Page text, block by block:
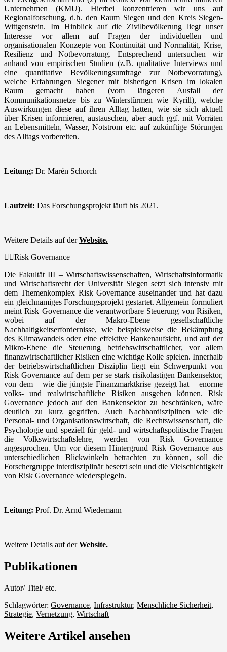
Unternehmen (KMU). Hierbei konzentrieren wir uns auf
Regionalforschung, d.h. den Raum Siegen und den Kreis Siegen-
Wittgenstein. Im Hinblick auf die Zivilbevölkerung liegt unser
Interesse vor allem auf Fragen der individuellen und
organisationalen Konzepte von Kontinuität und Normalität, Krise,
Resilienz und Notbevorratung. Entsprechend untersuchen wir
anhand von empirischen Studien (z.B. qualitative Interviews und
eine quantitative Bevölkerungsumfrage zur Notbevorratung),
welche Erfahrungen Siegener mit bisherigen Krisen im lokalen
Raum gemacht haben (vom längeren Ausfall der
Kommunikationsnetze bis zu Winterstürmen wie Kyrill), welche
Auswirkungen diese auf ihren Alltag hatten, wie sie sich aktuell
über Krisen informieren, austauschen, aber auch ggf. mit Vorräten
an Lebensmitteln, Wasser, Notstrom etc. auf zukünftige Störungen
des Alltags vorbereiten.
Leitung: Dr. Marén Schorch
Laufzeit: Das Forschungsprojekt läuft bis 2021.
Weitere Details auf derWebsite.
Risk Governance
Die Fakultät III – Wirtschaftswissenschaften, Wirtschaftsinformatik
und Wirtschaftsrecht der Universität Siegen setzt sich intensiv mit
dem Themenkomplex Risk Governance auseinander und hat dazu
ein gleichnamiges Forschungsprojekt gestartet. Allgemein formuliert
meint Risk Governance die verantwortbare Steuerung von Risiken,
wobei auf der Makro-Ebene gesellschaftliche
Nachhaltigkeitserfordernisse, wie beispielsweise die Bekämpfung
des Klimawandels oder eine effektive Bankenaufsicht, und auf der
Mikro-Ebene die Steuerung betriebswirtschaftlicher, vor allem
finanzwirtschaftlicher Risiken eine wichtige Rolle spielen. Innerhalb
der betriebswirtschaftlichen Disziplin liegt ein Schwerpunkt von
Risk Governance auf dem per se stark risikolastigen Bankensektor,
von dem – wie die jüngste Finanzmarktkrise gezeigt hat – enorme
volks- und realwirtschaftliche Risiken ausgehen können. Risk
Governance jedoch auf den Bankensektor zu beschränken, wäre
deutlich zu kurz gegriffen. Auch Nachbardisziplinen wie die
Personal- und Organisationswirtschaft, die Rechtswissenschaft, die
Psychologie und speziell für geld- und wirtschaftspolitische Fragen
die Volkswirtschaftslehre, werden von Risk Governance
angesprochen. Um vor diesem Hintergrund Risk Governance aus
unterschiedlichen Blickwinkeln betrachten zu können, soll die
Forschergruppe interdisziplinär besetzt sein und die Vielschichtigkeit
von Risk Governance wiederspiegeln.
Leitung: Prof. Dr. Arnd Wiedemann
Weitere Details auf derWebsite.
Publikationen
Autor/ Titel/ etc.
Schlagwörter: Governance, Infrastruktur, Menschliche Sicherheit,
Strategie, Vernetzung, Wirtschaft
Weitere Artikel ansehen